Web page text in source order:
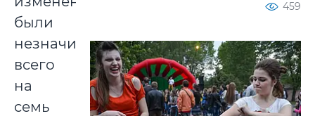
были
незначительными,
всего
на
семь
459